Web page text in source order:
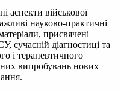
аспекти військової
науково-практичні
присвячені
сучасній діагностиці та
і терапевтичного
випробувань нових